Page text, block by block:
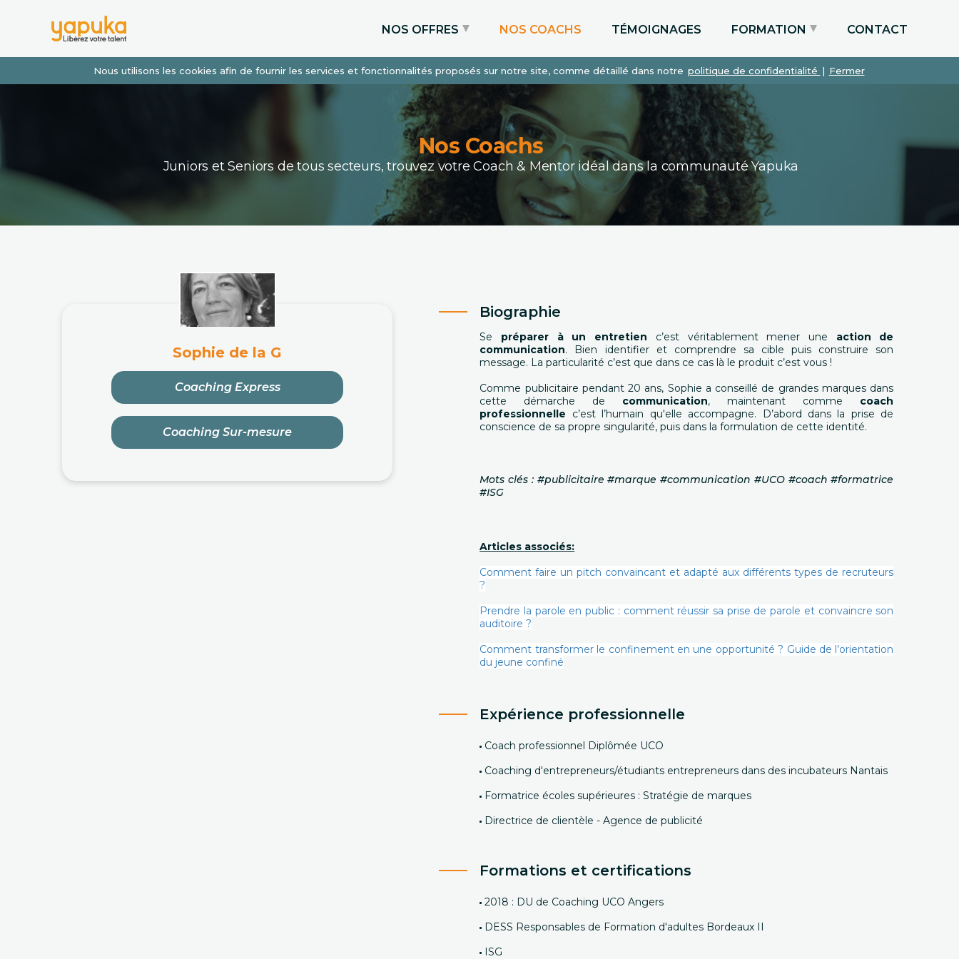
Nous utilisons les cookies afin de fournir les services et fonctionnalités proposés sur notre site, comme détaillé dans notre politique de confidentialité | Fermer
NOS OFFRES
Coaching Express
Coaching Admissions
Coaching Sur-mesure
NOS COACHS TÉMOIGNAGES FORMATION
Particuliers via le CPF
Etudiants
Entreprises
CONTACT
Nos Coachs
Juniors et Seniors de tous secteurs, trouvez votre Coach & Mentor idéal dans la communauté Yapuka
Sophie de la G
Coaching Express
Coaching Sur-mesure
Biographie
Se préparer à un entretien c’est véritablement mener une action de
communication. Bien identifier et comprendre sa cible puis construire son
message. La particularité c’est que dans ce cas là le produit c’est vous !
Comme publicitaire pendant 20 ans, Sophie a conseillé de grandes marques dans
cette démarche de communication, maintenant comme coach
professionnelle c’est l’humain qu'elle accompagne. D’abord dans la prise de
conscience de sa propre singularité, puis dans la formulation de cette identité.
Mots clés : #publicitaire #marque #communication #UCO #coach #formatrice
#ISG
Articles associés:
Comment faire un pitch convaincant et adapté aux différents types de recruteurs
?
Prendre la parole en public : comment réussir sa prise de parole et convaincre son
auditoire ?
Comment transformer le confinement en une opportunité ? Guide de l’orientation
du jeune confiné
Expérience professionnelle
Coach professionnel Diplômée UCO
Coaching d'entrepreneurs/étudiants entrepreneurs dans des incubateurs Nantais
Formatrice écoles supérieures : Stratégie de marques
Directrice de clientèle - Agence de publicité
Formations et certifications
2018 : DU de Coaching UCO Angers
DESS Responsables de Formation d'adultes Bordeaux II
ISG